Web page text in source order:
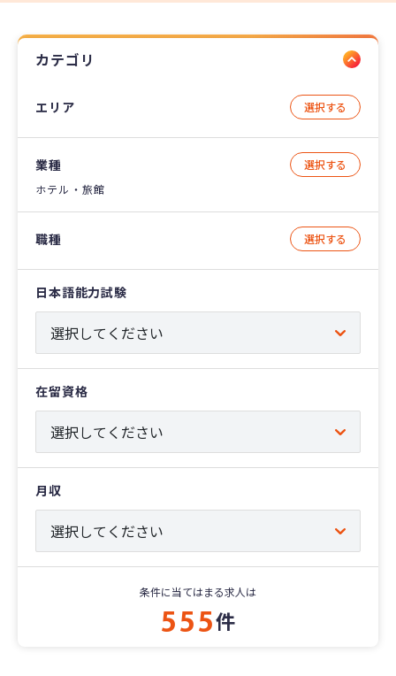
カテゴリ
エリア 選択する
業種
選択する
ホテル・旅館
職種 選択する
日本語能力試験
在留資格
月収
条件に当てはまる求人は
555件